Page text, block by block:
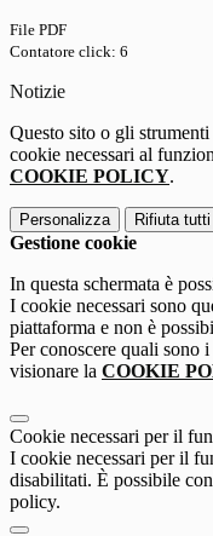
File PDF
Contatore click: 6
Notizie
Questo sito o gli
cookie necessari al
COOKIE POLICY.
Personalizza Rifiuta tutti
Gestione cookie
In questa schermata è
I cookie necessari sono
piattaforma e non è
Per conoscere quali sono
visionare la COOKIE
Cookie necessari per il
I cookie necessari per il
disabilitati. È possibile
policy.